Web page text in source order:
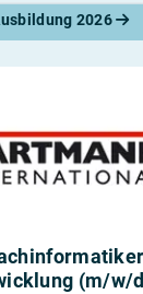
2026
(m/w/